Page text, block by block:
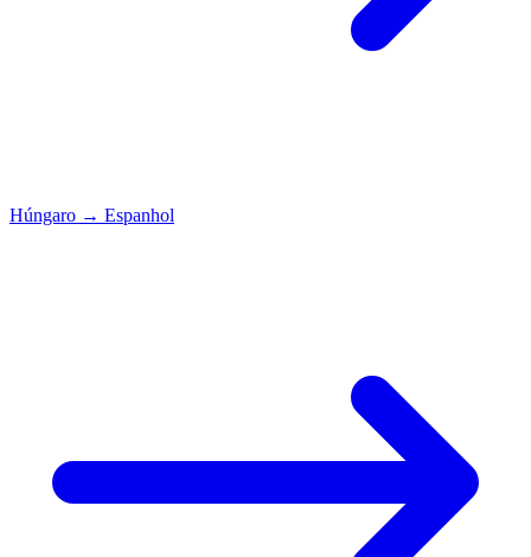
Húngaro → Espanhol